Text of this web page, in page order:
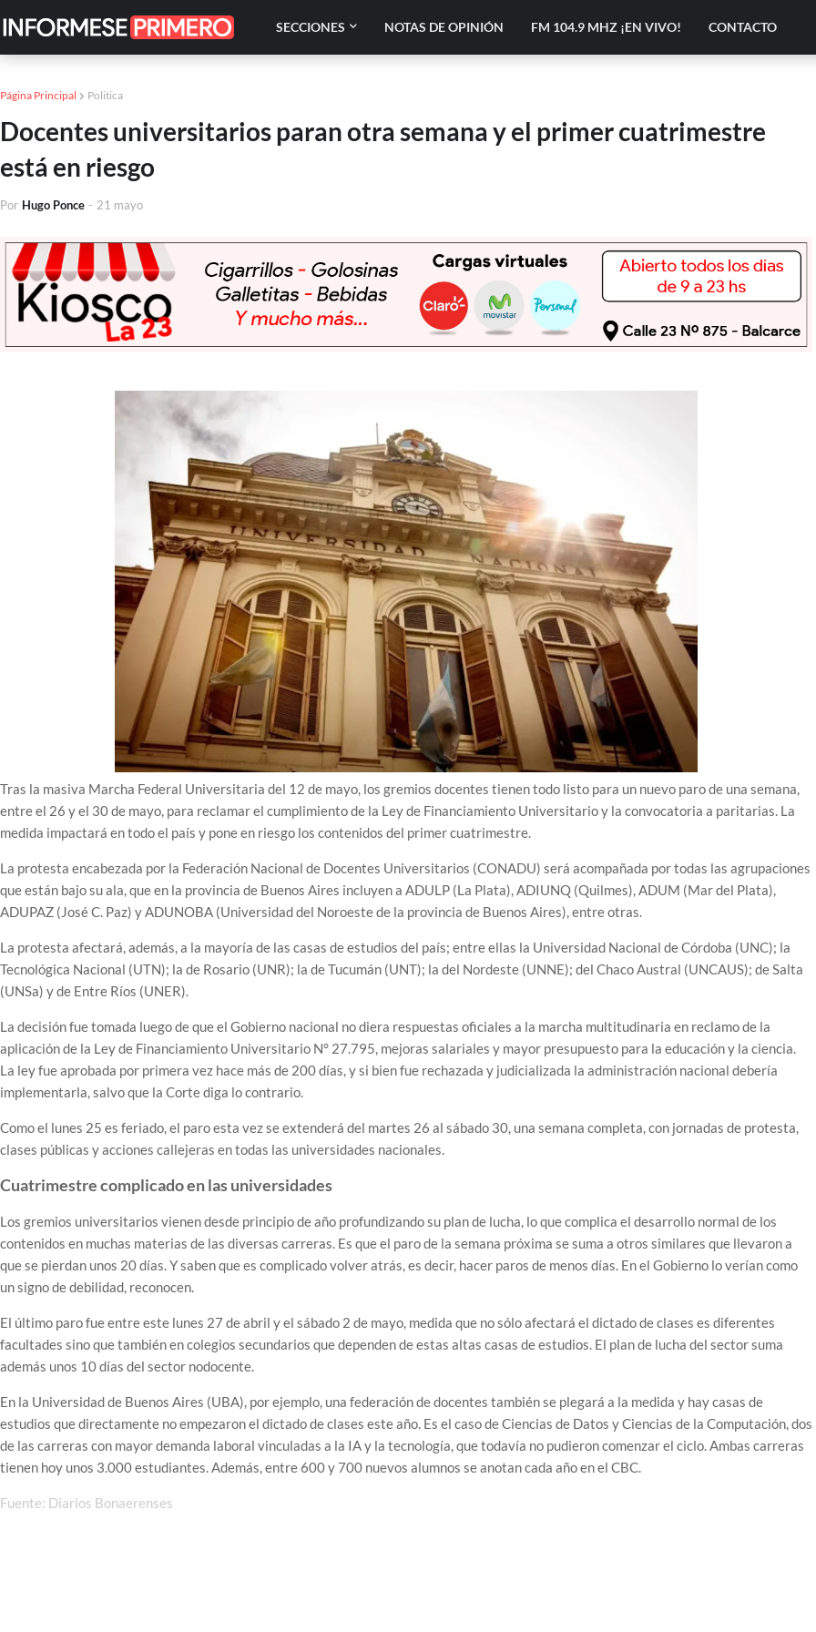
SECCIONES NOTAS DE OPINIÓN FM 104.9 MHZ ¡EN VIVO! CONTACTO
Página Principal Politica
Docentes universitarios paran otra semana y el primer cuatrimestre
está en riesgo
Por Hugo Ponce - 21 mayo
Tras la masiva Marcha Federal Universitaria del 12 de mayo, los gremios docentes tienen todo listo para un nuevo paro de una semana,
entre el 26 y el 30 de mayo, para reclamar el cumplimiento de la Ley de Financiamiento Universitario y la convocatoria a paritarias. La
medida impactará en todo el país y pone en riesgo los contenidos del primer cuatrimestre.
La protesta encabezada por la Federación Nacional de Docentes Universitarios (CONADU) será acompañada por todas las agrupaciones
que están bajo su ala, que en la provincia de Buenos Aires incluyen a ADULP (La Plata), ADIUNQ (Quilmes), ADUM (Mar del Plata),
ADUPAZ (José C. Paz) y ADUNOBA (Universidad del Noroeste de la provincia de Buenos Aires), entre otras.
La protesta afectará, además, a la mayoría de las casas de estudios del país; entre ellas la Universidad Nacional de Córdoba (UNC); la
Tecnológica Nacional (UTN); la de Rosario (UNR); la de Tucumán (UNT); la del Nordeste (UNNE); del Chaco Austral (UNCAUS); de Salta
(UNSa) y de Entre Ríos (UNER).
La decisión fue tomada luego de que el Gobierno nacional no diera respuestas oficiales a la marcha multitudinaria en reclamo de la
aplicación de la Ley de Financiamiento Universitario N° 27.795, mejoras salariales y mayor presupuesto para la educación y la ciencia.
La ley fue aprobada por primera vez hace más de 200 días, y si bien fue rechazada y judicializada la administración nacional debería
implementarla, salvo que la Corte diga lo contrario.
Como el lunes 25 es feriado, el paro esta vez se extenderá del martes 26 al sábado 30, una semana completa, con jornadas de protesta,
clases públicas y acciones callejeras en todas las universidades nacionales.
Cuatrimestre complicado en las universidades
Los gremios universitarios vienen desde principio de año profundizando su plan de lucha, lo que complica el desarrollo normal de los
contenidos en muchas materias de las diversas carreras. Es que el paro de la semana próxima se suma a otros similares que llevaron a
que se pierdan unos 20 días. Y saben que es complicado volver atrás, es decir, hacer paros de menos días. En el Gobierno lo verían como
un signo de debilidad, reconocen.
El último paro fue entre este lunes 27 de abril y el sábado 2 de mayo, medida que no sólo afectará el dictado de clases es diferentes
facultades sino que también en colegios secundarios que dependen de estas altas casas de estudios. El plan de lucha del sector suma
además unos 10 días del sector nodocente.
En la Universidad de Buenos Aires (UBA), por ejemplo, una federación de docentes también se plegará a la medida y hay casas de
estudios que directamente no empezaron el dictado de clases este año. Es el caso de Ciencias de Datos y Ciencias de la Computación, dos
de las carreras con mayor demanda laboral vinculadas a la IA y la tecnología, que todavía no pudieron comenzar el ciclo. Ambas carreras
tienen hoy unos 3.000 estudiantes. Además, entre 600 y 700 nuevos alumnos se anotan cada año en el CBC.
Fuente: Diarios Bonaerenses